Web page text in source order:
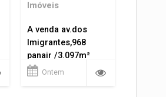
Imóveis
A venda av.dos
Imigrantes,968
panair /3.097m²
Ontem